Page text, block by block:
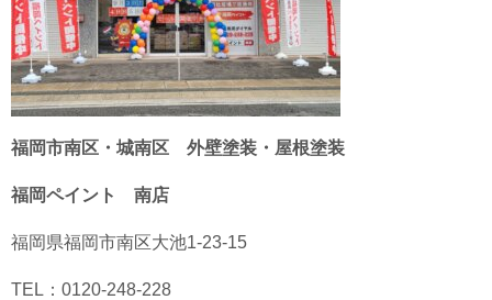
福岡市南区・城南区 外壁塗装・屋根塗装
福岡ペイント 南店
福岡県福岡市南区大池1-23-15
TEL：0120-248-228